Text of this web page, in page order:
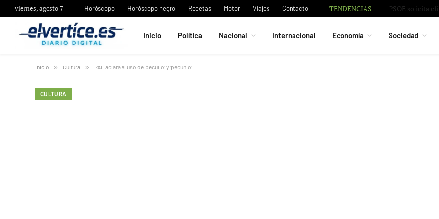
viernes, agosto 7 Horóscopo Horóscopo negro Recetas Motor Viajes Contacto
TENDENCIAS
Inicio Política Nacional Internacional Economía Sociedad
Inicio » Cultura » RAE aclara el uso de ‘peculio’ y ‘pecunio’
CULTURA